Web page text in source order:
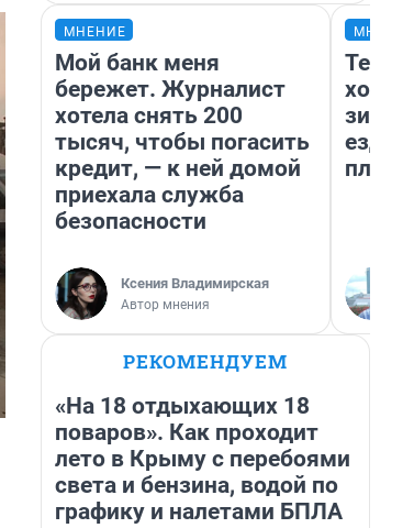
МНЕНИЕ
Мой банк меня
бережет. Журналист
хотела снять 200
тысяч, чтобы погасить
кредит, — к ней домой
приехала служба
безопасности
Ксения Владимирская
Автор мнения
ездит
РЕКОМЕНДУЕМ
«На 18 отдыхающих 18
поваров». Как проходит
лето в Крыму с перебоями
света и бензина, водой по
графику и налетами БПЛА